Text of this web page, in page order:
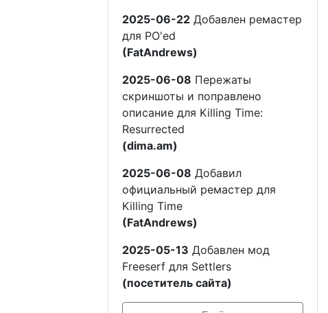
2025-06-22 Добавлен ремастер
для PO'ed
(FatAndrews)
2025-06-08 Пережаты
скриншоты и поправлено
описание для Killing Time:
Resurrected
(dima.am)
2025-06-08 Добавил
официальный ремастер для
Killing Time
(FatAndrews)
2025-05-13 Добавлен мод
Freeserf для Settlers
(посетитель сайта)